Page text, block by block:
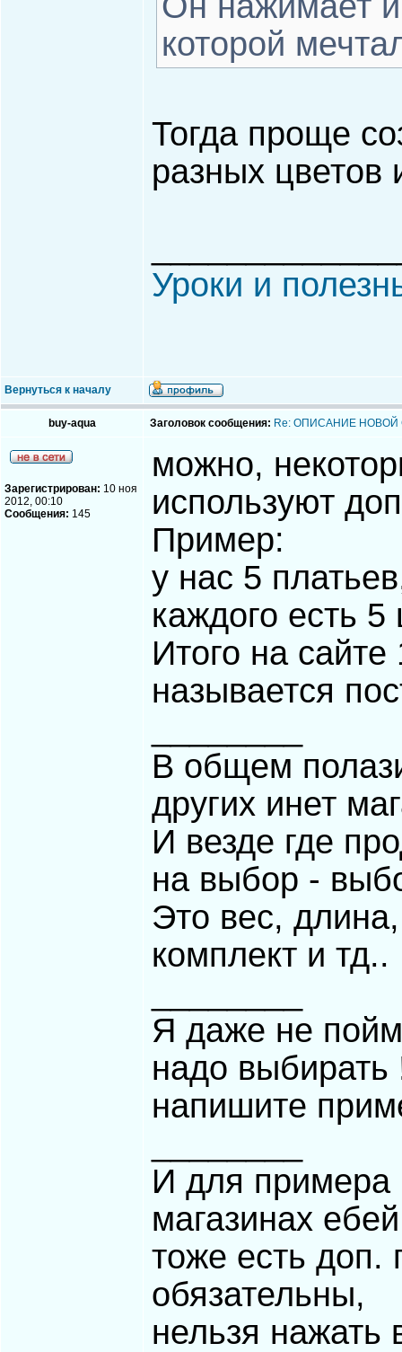
которой
Тогда проще
разных цветов
Уроки и
Вернуться к началу
buy-aqua Заголовок сообщения: Re: ОПИСАНИЕ
Зарегистрирован: 10 ноя
2012, 00:10
Сообщения: 145
можно,
используют
Пример:
у нас 5
каждого есть
Итого на
называется
В общем
других инет
И везде где
на выбор -
Это вес,
комплект и тд..
Я даже не
надо выбирать
напишите
И для примера
магазинах
тоже есть доп.
обязательны,
нельзя нажать